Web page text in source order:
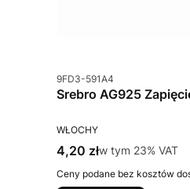
Kod produktu
9FD3-591A4
Srebro AG925
PRODUCENT
WŁOCHY
Cena brutto
4,20 złw tym %s VAT
w tym 23% VAT
Ceny podane bez kosztów